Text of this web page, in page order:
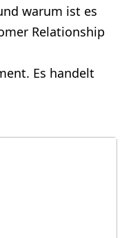
warum ist es
Relationship
Es handelt